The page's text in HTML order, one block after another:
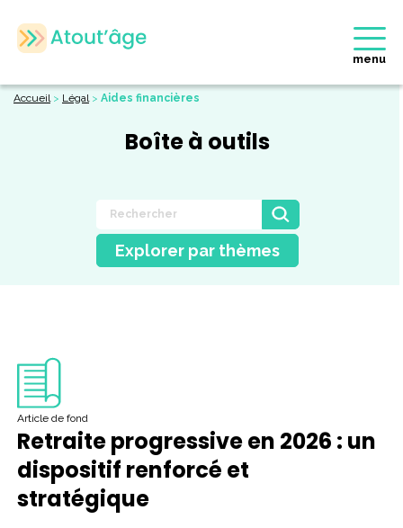
menu
Accueil> Légal> Aides financières
Boîte à outils
Explorer par thèmes
Article de fond
Retraite progressive en 2026 : un
dispositif renforcé et
stratégique